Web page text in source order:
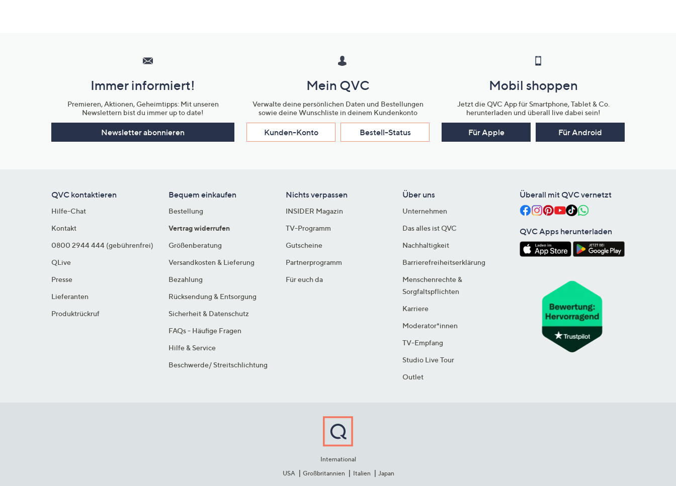
Unternehmensinformationen
Immer informiert!
Premieren, Aktionen, Geheimtipps: Mit unseren
Newslettern bist du immer up to date!
Newsletter abonnieren
Mein QVC
Verwalte deine persönlichen Daten und Bestellungen
sowie deine Wunschliste in deinem Kundenkonto
Kunden-Konto Bestell-Status
Mobil shoppen
Jetzt die QVC App für Smartphone, Tablet & Co.
herunterladen und überall live dabei sein!
Für Apple Für Android
QVC kontaktieren
Hilfe-Chat
Kontakt
0800 2944 444 (gebührenfrei)
QLive
Presse
Lieferanten
Produktrückruf
Bequem einkaufen
Bestellung
Vertrag widerrufen
Größenberatung
Versandkosten & Lieferung
Bezahlung
Rücksendung & Entsorgung
Sicherheit & Datenschutz
FAQs - Häufige Fragen
Hilfe & Service
Beschwerde/ Streitschlichtung
Nichts verpassen
INSIDER Magazin
TV-Programm
Gutscheine
Partnerprogramm
Für euch da
Über uns
Unternehmen
Das alles ist QVC
Nachhaltigkeit
Barrierefreiheitserklärung
Menschenrechte &
Sorgfaltspflichten
Karriere
Moderator*innen
TV-Empfang
Studio Live Tour
Outlet
Überall mit QVC vernetzt
QVC Apps herunterladen
International
USA
Großbritannien Italien Japan